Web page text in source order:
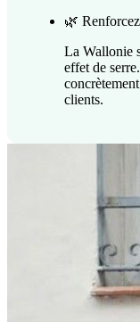
🌿
La Wallonie
effet de
clients.